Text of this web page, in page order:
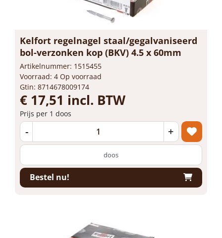
Kelfort regelnagel staal/gegalvaniseerd
bol-verzonken kop (BKV) 4.5 x 60mm
Artikelnummer: 1515455
Voorraad: 4 Op voorraad
Gtin: 8714678009174
€ 17,51 incl. BTW
Prijs per 1 doos
- +
doos
Bestel nu!